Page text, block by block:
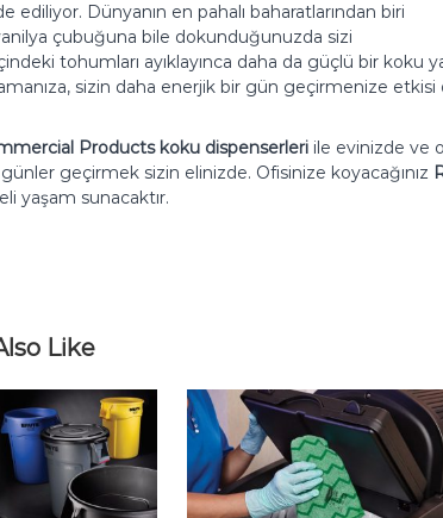
ediliyor. Dünyanın en pahalı baharatlarından biri
çubuğuna bile dokunduğunuzda sizi
tohumları ayıklayınca daha da güçlü bir koku
sizin daha enerjik bir gün geçirmenize etkisi
Products koku dispenserleri ile evinizde ve
geçirmek sizin elinizde. Ofisinize koyacağınız
yaşam sunacaktır.
Like